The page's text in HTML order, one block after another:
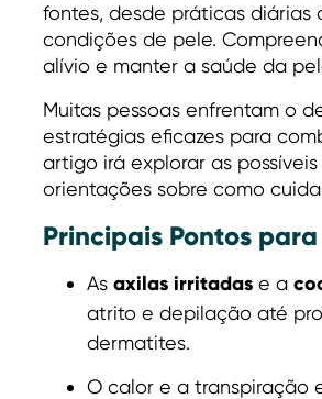
fontes, desde práticas
condições de pele.
alívio e manter a saúde da
Muitas pessoas enfrentam o
estratégias eficazes para
artigo irá explorar as
orientações sobre como
Principais Pontos
As axilas irritadas e a
atrito e depilação até
dermatites.
O calor e a transpiração